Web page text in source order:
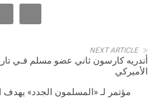
NEXT ARTICLE
أندريه كارسون ثاني عضو مسلم فـي
الأميركي
مؤتمر لـ «المسلمون الجدد» يهدف